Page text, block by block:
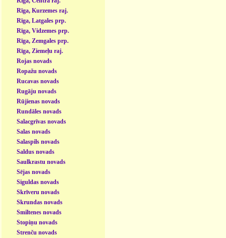
Rīga, Kurzemes raj.
Rīga, Latgales prp.
Rīga, Vidzemes prp.
Rīga, Zemgales prp.
Rīga, Ziemeļu raj.
Rojas novads
Ropažu novads
Rucavas novads
Rugāju novads
Rūjienas novads
Rundāles novads
Salacgrīvas novads
Salas novads
Salaspils novads
Saldus novads
Saulkrastu novads
Sējas novads
Siguldas novads
Skrīveru novads
Skrundas novads
Smiltenes novads
Stopiņu novads
Strenču novads